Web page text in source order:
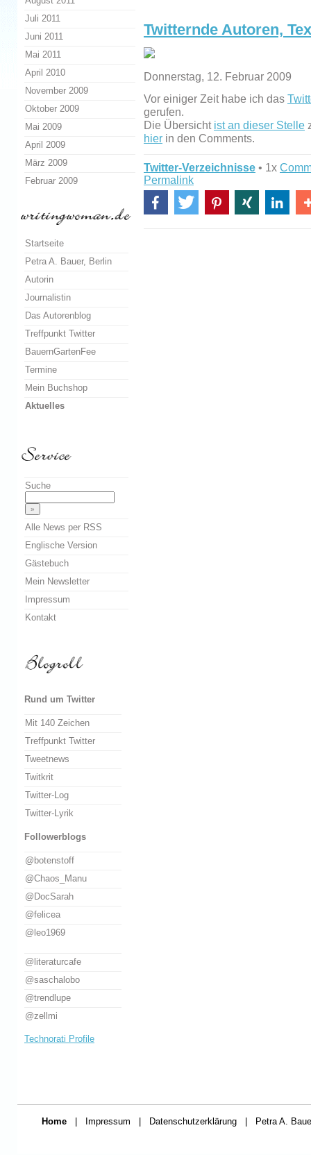
Twitternde Autoren,
Donnerstag, 12. Februar 2009
Vor einiger Zeit habe ich das
gerufen.
Die Übersicht ist an dieser Stelle
hier in den Comments.
Twitter-Verzeichnisse • 1x
Permalink
Juli 2011
Juni 2011
Mai 2011
April 2010
November 2009
Oktober 2009
Mai 2009
April 2009
März 2009
Februar 2009
Startseite
Petra A. Bauer, Berlin
Autorin
Journalistin
Das Autorenblog
Treffpunkt Twitter
BauernGartenFee
Termine
Mein Buchshop
Aktuelles
Suche
Alle News per RSS
Englische Version
Gästebuch
Mein Newsletter
Impressum
Kontakt
Rund um Twitter
Mit 140 Zeichen
Treffpunkt Twitter
Tweetnews
Twitkrit
Twitter-Log
Twitter-Lyrik
Followerblogs
@botenstoff
@Chaos_Manu
@DocSarah
@felicea
@leo1969
@literaturcafe
@saschalobo
@trendlupe
@zellmi
Technorati Profile
Home Impressum Datenschutzerklärung Petra A.